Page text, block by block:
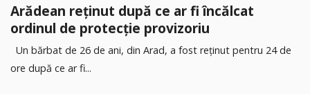
Arădean reținut după ce ar fi încălcat
ordinul de protecție provizoriu
Un bărbat de 26 de ani, din Arad, a fost reținut pentru 24 de
ore după ce ar fi...